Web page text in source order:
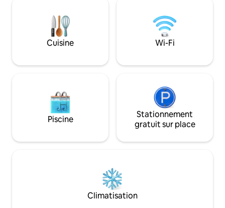
composé de produits de notre potager
rituels : - bougies -massages -masques
et tisanes - peinture au coucher du soleil
Cuisine Wi-Fi
Piscine
Stationnement
gratuit sur place
Climatisation